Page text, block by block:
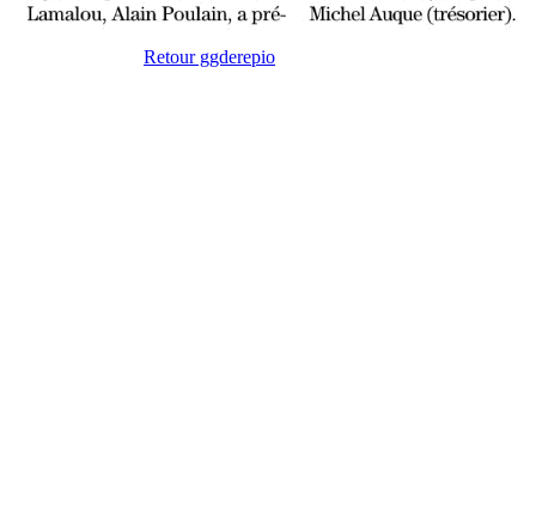
Retour ggderepio